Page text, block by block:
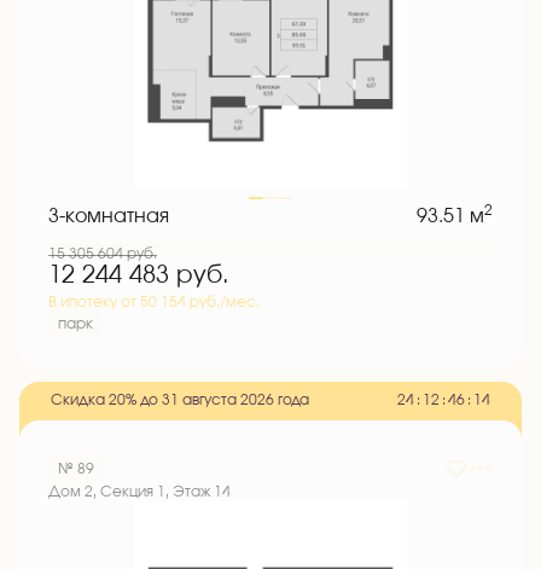
3-комнатная 93.51 м2
15 305 604руб.
12 244 483 руб.
В ипотеку от 50 154 руб./мес.
парк
Скидка 20% до 31 августа 2026 года 24 : 1 2 : 46 : 1 3
№ 89
Дом 2, Секция 1, Этаж 14